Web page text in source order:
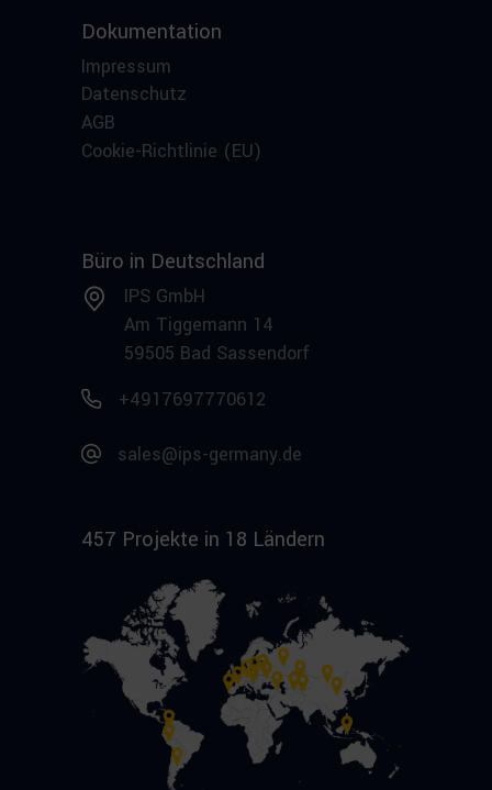
Dokumentation
Impressum
Datenschutz
AGB
Cookie-Richtlinie (EU)
Büro in Deutschland
IPS GmbH
Am Tiggemann 14
59505 Bad Sassendorf
+4917697770612
sales@ips-germany.de
457 Projekte in 18 Ländern